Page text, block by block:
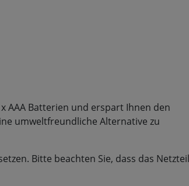
AAA Batterien und erspart Ihnen den
umweltfreundliche Alternative zu
Bitte beachten Sie, dass das Netzteil